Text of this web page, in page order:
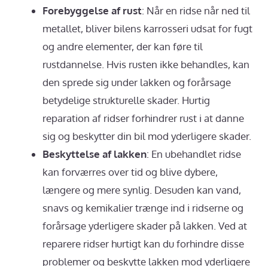
Forebyggelse af rust: Når en ridse når ned til
metallet, bliver bilens karrosseri udsat for fugt
og andre elementer, der kan føre til
rustdannelse. Hvis rusten ikke behandles, kan
den sprede sig under lakken og forårsage
betydelige strukturelle skader. Hurtig
reparation af ridser forhindrer rust i at danne
sig og beskytter din bil mod yderligere skader.
Beskyttelse af lakken: En ubehandlet ridse
kan forværres over tid og blive dybere,
længere og mere synlig. Desuden kan vand,
snavs og kemikalier trænge ind i ridserne og
forårsage yderligere skader på lakken. Ved at
reparere ridser hurtigt kan du forhindre disse
problemer og beskytte lakken mod yderligere